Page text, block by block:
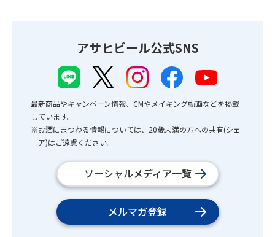
アサヒビール公式SNS
最新商品やキャンペーン情報、CMやメイキング動画などを掲載
しています。
※お酒にまつわる情報については、20歳未満の方への共有(シェ
ア)はご遠慮ください。
ソーシャルメディア一覧
メルマガ登録